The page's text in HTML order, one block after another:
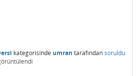
kategorisinde umran tarafındansoruldu